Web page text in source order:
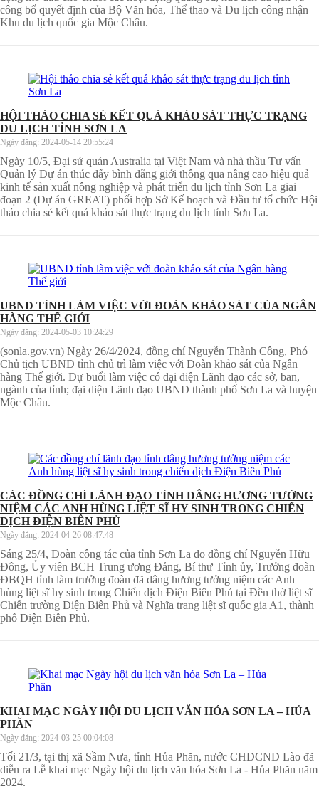
công bố quyết định của Bộ Văn hóa, Thể thao và Du lịch công nhận
Khu du lịch quốc gia Mộc Châu.
HỘI THẢO CHIA SẺ KẾT QUẢ KHẢO SÁT THỰC TRẠNG
DU LỊCH TỈNH SƠN LA
Ngày đăng: 2024-05-14 20:55:24
Ngày 10/5, Đại sứ quán Australia tại Việt Nam và nhà thầu Tư vấn
Quản lý Dự án thúc đẩy bình đẳng giới thông qua nâng cao hiệu quả
kinh tế sản xuất nông nghiệp và phát triển du lịch tỉnh Sơn La giai
đoạn 2 (Dự án GREAT) phối hợp Sở Kế hoạch và Đầu tư tổ chức Hội
thảo chia sẻ kết quả khảo sát thực trạng du lịch tỉnh Sơn La.
UBND TỈNH LÀM VIỆC VỚI ĐOÀN KHẢO SÁT CỦA NGÂN
HÀNG THẾ GIỚI
Ngày đăng: 2024-05-03 10:24:29
(sonla.gov.vn) Ngày 26/4/2024, đồng chí Nguyễn Thành Công, Phó
Chủ tịch UBND tỉnh chủ trì làm việc với Đoàn khảo sát của Ngân
hàng Thế giới. Dự buổi làm việc có đại diện Lãnh đạo các sở, ban,
ngành của tỉnh; đại diện Lãnh đạo UBND thành phố Sơn La và huyện
Mộc Châu.
CÁC ĐỒNG CHÍ LÃNH ĐẠO TỈNH DÂNG HƯƠNG TƯỞNG
NIỆM CÁC ANH HÙNG LIỆT SĨ HY SINH TRONG CHIẾN
DỊCH ĐIỆN BIÊN PHỦ
Ngày đăng: 2024-04-26 08:47:48
Sáng 25/4, Đoàn công tác của tỉnh Sơn La do đồng chí Nguyễn Hữu
Đông, Ủy viên BCH Trung ương Đảng, Bí thư Tỉnh ủy, Trưởng đoàn
ĐBQH tỉnh làm trưởng đoàn đã dâng hương tưởng niệm các Anh
hùng liệt sĩ hy sinh trong Chiến dịch Điện Biên Phủ tại Đền thờ liệt sĩ
Chiến trường Điện Biên Phủ và Nghĩa trang liệt sĩ quốc gia A1, thành
phố Điện Biên Phủ.
KHAI MẠC NGÀY HỘI DU LỊCH VĂN HÓA SƠN LA – HỦA
PHĂN
Ngày đăng: 2024-03-25 00:04:08
Tối 21/3, tại thị xã Sầm Nưa, tỉnh Hủa Phăn, nước CHDCND Lào đã
diễn ra Lễ khai mạc Ngày hội du lịch văn hóa Sơn La - Hủa Phăn năm
2024.